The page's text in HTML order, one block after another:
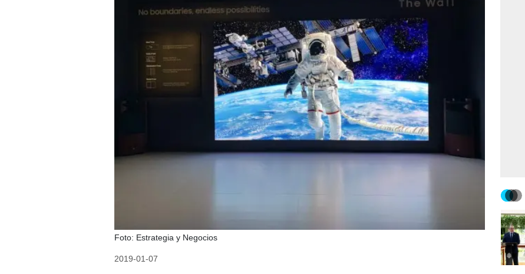
Foto: Estrategia y Negocios
2019-01-07